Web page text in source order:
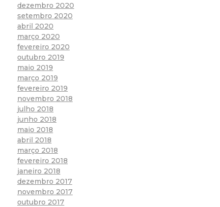
dezembro 2020
setembro 2020
abril 2020
março 2020
fevereiro 2020
outubro 2019
maio 2019
março 2019
fevereiro 2019
novembro 2018
julho 2018
junho 2018
maio 2018
abril 2018
março 2018
fevereiro 2018
janeiro 2018
dezembro 2017
novembro 2017
outubro 2017